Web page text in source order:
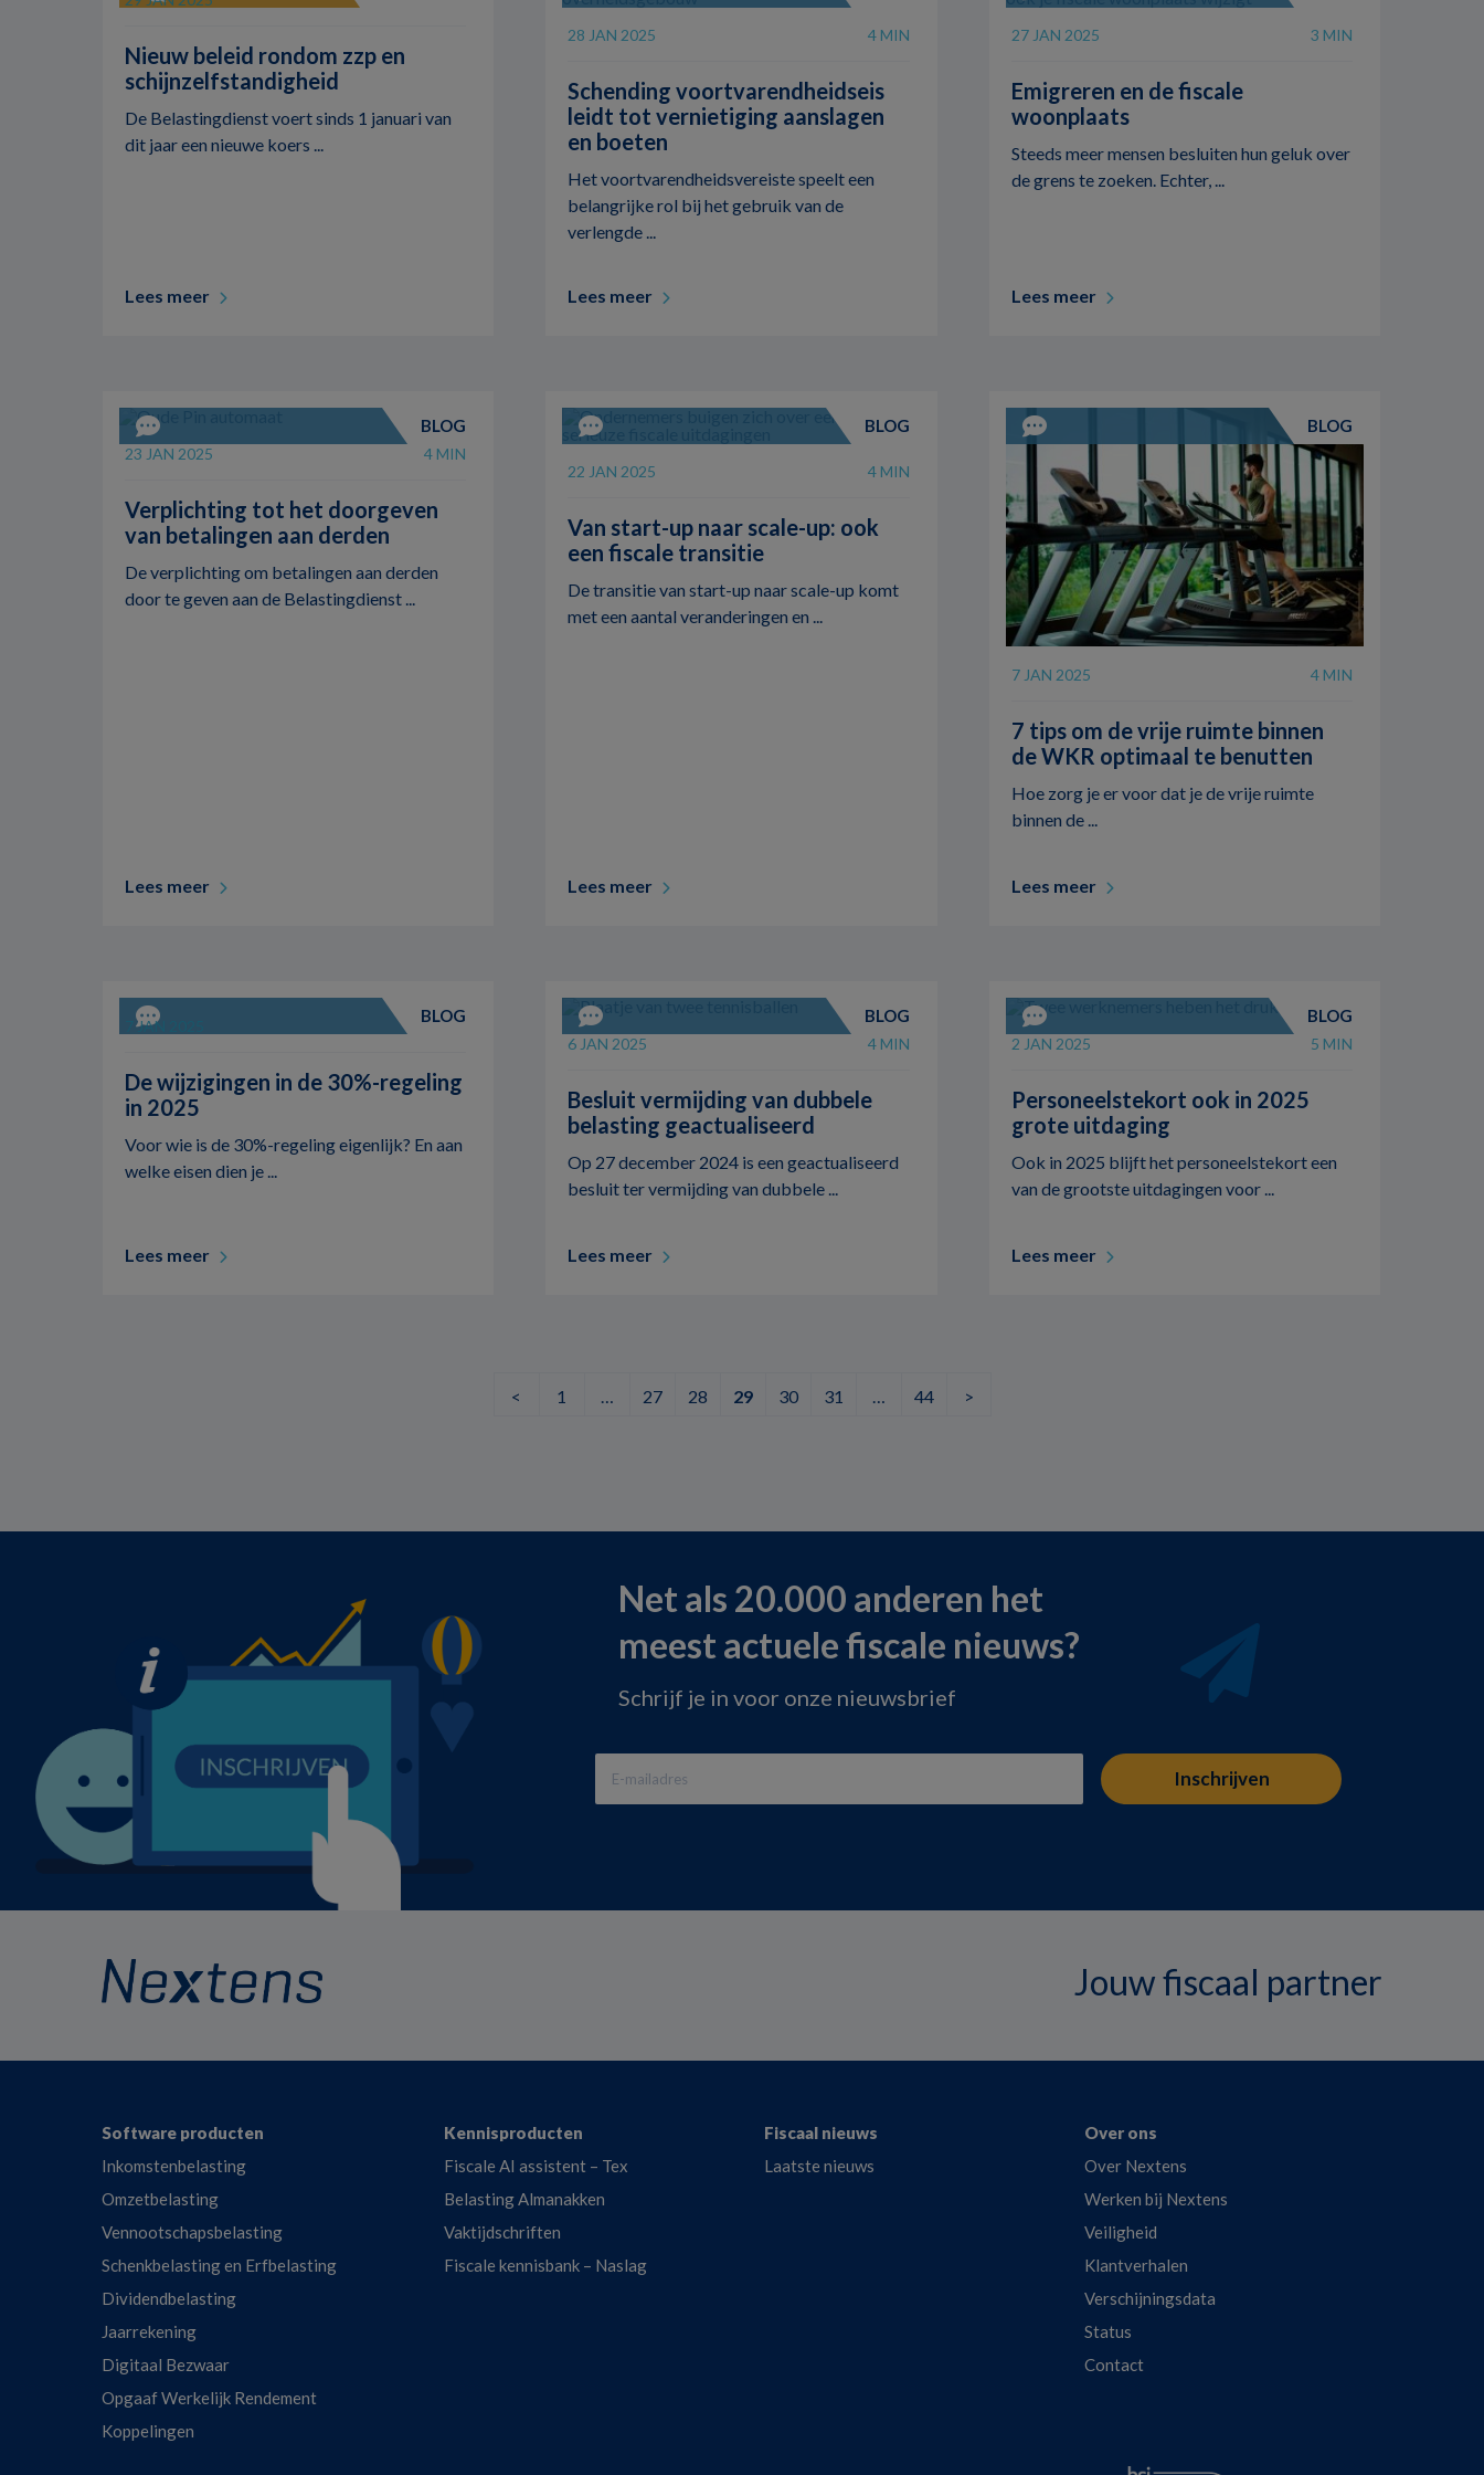
Nieuw beleid rondom zzp en
schijnzelfstandigheid
De Belastingdienst voert sinds 1 januari van
dit jaar een nieuwe koers ...
Lees meer
28 JAN 2025 4 MIN
Schending voortvarendheidseis
leidt tot vernietiging aanslagen
en boeten
Het voortvarendheidsvereiste speelt een
belangrijke rol bij het gebruik van de
verlengde ...
Lees meer
27 JAN 2025 3 MIN
Emigreren en de fiscale
woonplaats
Steeds meer mensen besluiten hun geluk over
de grens te zoeken. Echter, ...
Lees meer
BLOG
23 JAN 2025 4 MIN
Verplichting tot het doorgeven
van betalingen aan derden
De verplichting om betalingen aan derden
door te geven aan de Belastingdienst ...
Lees meer
BLOG
22 JAN 2025 4 MIN
Van start-up naar scale-up: ook
een fiscale transitie
De transitie van start-up naar scale-up komt
met een aantal veranderingen en ...
Lees meer
BLOG
7 JAN 2025 4 MIN
7 tips om de vrije ruimte binnen
de WKR optimaal te benutten
Hoe zorg je er voor dat je de vrije ruimte
binnen de ...
Lees meer
BLOG
7 JAN 2025 5 MIN
De wijzigingen in de 30%-regeling
in 2025
Voor wie is de 30%-regeling eigenlijk? En aan
welke eisen dien je ...
Lees meer
BLOG
6 JAN 2025 4 MIN
Besluit vermijding van dubbele
belasting geactualiseerd
Op 27 december 2024 is een geactualiseerd
besluit ter vermijding van dubbele ...
Lees meer
BLOG
2 JAN 2025 5 MIN
Personeelstekort ook in 2025
grote uitdaging
Ook in 2025 blijft het personeelstekort een
van de grootste uitdagingen voor ...
Lees meer
< 1 … 27 28 29 30 31 … 44 >
Net als 20.000 anderen het
meest actuele fiscale nieuws?
Schrijf je in voor onze nieuwsbrief
Jouw fiscaal partner
FooterSoftware producten
Inkomstenbelasting
Omzetbelasting
Vennootschapsbelasting
Schenkbelasting en Erfbelasting
Dividendbelasting
Jaarrekening
Digitaal Bezwaar
Opgaaf Werkelijk Rendement
Koppelingen
Kennisproducten
Fiscale AI assistent – Tex
Belasting Almanakken
Vaktijdschriften
Fiscale kennisbank – Naslag
Fiscaal nieuws
Laatste nieuws
Over ons
Over Nextens
Werken bij Nextens
Veiligheid
Klantverhalen
Verschijningsdata
Status
Contact